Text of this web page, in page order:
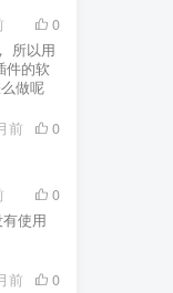
0
做呢
前
0
0
使用
前
0